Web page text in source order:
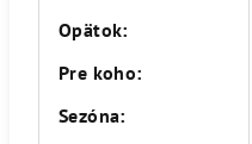
Opätok:
Pre koho:
Sezóna: